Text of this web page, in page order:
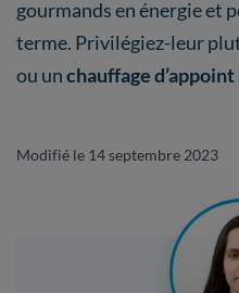
gourmands en énergie et
terme. Privilégiez-leur
ou unchauffage
Modifié le 14 septembre 2023